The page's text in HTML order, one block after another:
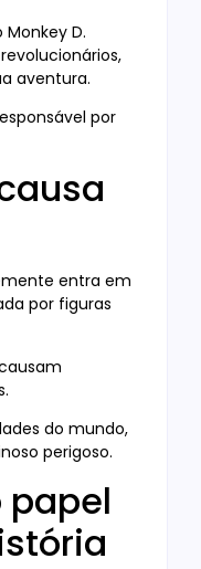
D.
aventura.
por
entra em
por figuras
do mundo,
perigoso.
papel